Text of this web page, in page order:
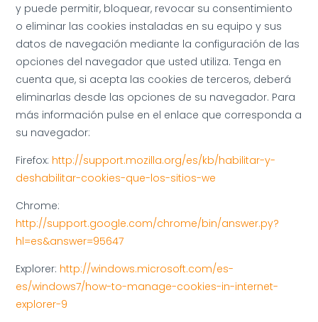
y puede permitir, bloquear, revocar su consentimiento
o eliminar las cookies instaladas en su equipo y sus
datos de navegación mediante la configuración de las
opciones del navegador que usted utiliza. Tenga en
cuenta que, si acepta las cookies de terceros, deberá
eliminarlas desde las opciones de su navegador. Para
más información pulse en el enlace que corresponda a
su navegador:
Firefox: http://support.mozilla.org/es/kb/habilitar-y-
deshabilitar-cookies-que-los-sitios-we
Chrome:
http://support.google.com/chrome/bin/answer.py?
hl=es&answer=95647
Explorer: http://windows.microsoft.com/es-
es/windows7/how-to-manage-cookies-in-internet-
explorer-9